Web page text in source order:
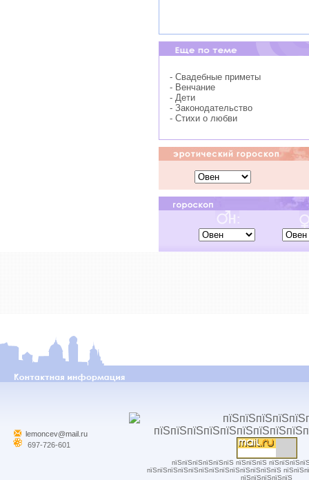
- Свадебные приметы
- Венчание
- Дети
- Законодательство
- Стихи о любви
lemoncev@mail.ru
697-726-601
пїЅпїЅпїЅпїЅпїЅпїЅ пїЅпїЅпїЅ
пїЅпїЅпїЅпїЅпїЅпїЅпїЅпїЅпїЅпїЅпїЅпїЅпїЅ
пїЅпїЅпїЅпїЅпїЅ